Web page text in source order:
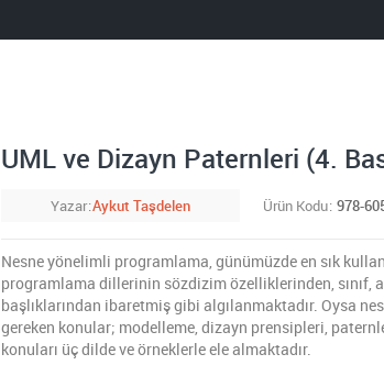
UML ve Dizayn Paternleri (4.
Yazar Aykut Taşdelen Ürün Kodu 978-
Nesne yönelimli programlama, günümüzde en sık
programlama dillerinin sözdizim özelliklerinden, sınıf,
başlıklarından ibaretmiş gibi algılanmaktadır. Oysa
gereken konular; modelleme, dizayn prensipleri,
konuları üç dilde ve örneklerle ele almaktadır.